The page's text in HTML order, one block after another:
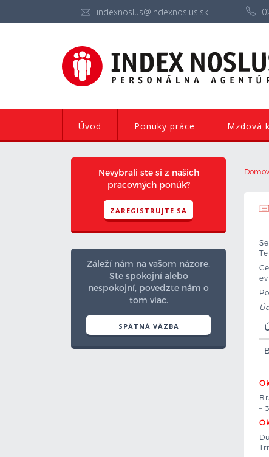
indexnoslus@indexnoslus.sk
Úvod Ponuky práce Mzdová
Domov
–
Nevybrali ste si z našich
pracovných ponúk?
ZAREGISTRUJTE SA
Záleží nám na vašom názore.
Ste spokojní alebo
nespokojní, povedzte nám o
tom viac.
SPÄTNÁ VÄZBA